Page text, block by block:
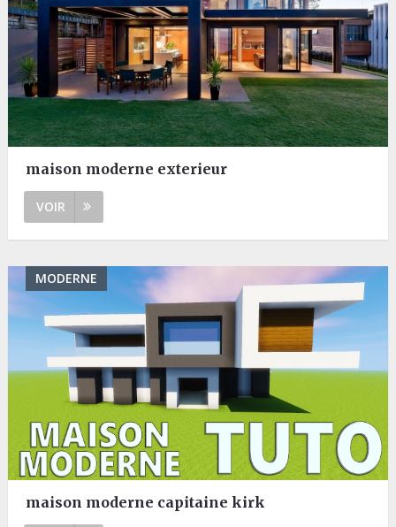
maison moderne exterieur
VOIR
MODERNE
maison moderne capitaine kirk